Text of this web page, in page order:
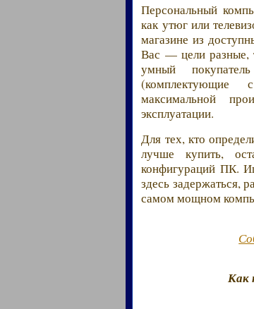
Персональный
как утюг или
магазине из
Вас — цели разные,
умный
(комплектующие
максимальной
эксплуатации.
Для тех, кто
лучше купить,
конфигураций ПК.
здесь задержаться,
самом мощном
Как